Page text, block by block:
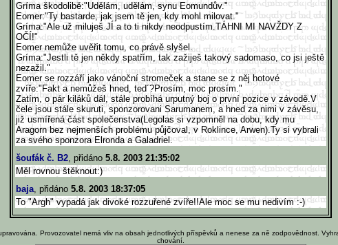
Gríma škodolibě:"Udělám, udělám, synu Eomundův."
Eomer:"Ty bastarde, jak jsem tě jen, kdy mohl milovat."
Gríma:"Ale už miluješ JÍ a to ti nikdy neodpustím.TÁHNI MI NAVŽDY Z
OČÍ!"
Eomer nemůže uvěřit tomu, co právě slyšel.
Gríma:"Jestli tě jen někdy spatřím, tak zažiješ takový sadomaso, co jsi ještě
nezažil."
Eomer se rozzáří jako vánoční stromeček a stane se z něj hotové
zvíře:"Fakt a nemůžeš hned, ted´?Prosím, moc prosím."
Zatím, o pár kiláků dál, stále probíhá urputný boj o první pozice v závodě.V
čele jsou stále skuruti, sponzorovani Sarumanem, a hned za nimi v závěsu,
již usmířená část společenstva(Legolas si vzpomněl na dobu, kdy mu
Aragorn bez nejmenších problému půjčoval, v Roklince, Arwen).Ty si vybrali
za svého sponzora Elronda a Galadriel.
šoufák č. B2, přidáno 5.8. 2003 21:35:02
Měl rovnou štěknout:)
baja, přidáno 5.8. 2003 18:37:05
To "Argh" vypadá jak divoké rozzuřené zvíře!!Ale moc se mu nedivím :-)
Provozovatel nemá vliv na obsah jednotlivých příspěvků a nenese za ně zodpovědnost.
chování.